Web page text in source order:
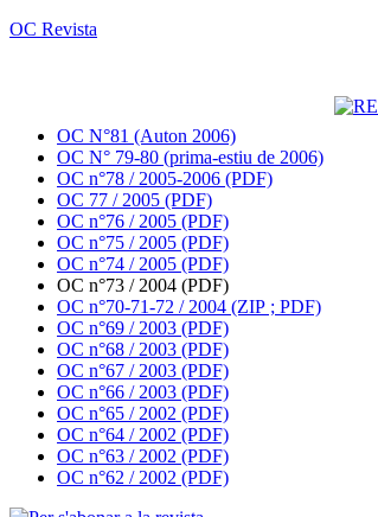
OC Revista
OC N°81 (Auton 2006)
OC N° 79-80 (prima-estiu de 2006)
OC n°78 / 2005-2006 (PDF)
OC 77 / 2005 (PDF)
OC n°76 / 2005 (PDF)
OC n°75 / 2005 (PDF)
OC n°74 / 2005 (PDF)
OC n°73 / 2004 (PDF)
OC n°70-71-72 / 2004 (ZIP ; PDF)
OC n°69 / 2003 (PDF)
OC n°68 / 2003 (PDF)
OC n°67 / 2003 (PDF)
OC n°66 / 2003 (PDF)
OC n°65 / 2002 (PDF)
OC n°64 / 2002 (PDF)
OC n°63 / 2002 (PDF)
OC n°62 / 2002 (PDF)